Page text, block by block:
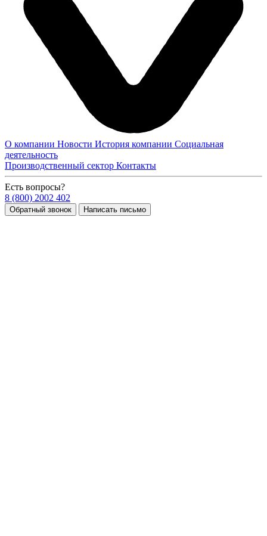
О компании Новости История компании Социальная
деятельность
Производственный сектор Контакты
Есть вопросы?
8 (800) 2002 402
Обратный звонок Написать письмо